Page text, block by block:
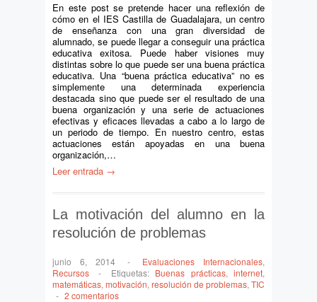
En este post se pretende hacer una reflexión de
cómo en el IES Castilla de Guadalajara, un centro
de enseñanza con una gran diversidad de
alumnado, se puede llegar a conseguir una práctica
educativa exitosa. Puede haber visiones muy
distintas sobre lo que puede ser una buena práctica
educativa. Una “buena práctica educativa” no es
simplemente una determinada experiencia
destacada sino que puede ser el resultado de una
buena organización y una serie de actuaciones
efectivas y eficaces llevadas a cabo a lo largo de
un periodo de tiempo. En nuestro centro, estas
actuaciones están apoyadas en una buena
organización,…
Leer entrada →
La motivación del alumno en la
resolución de problemas
junio 6, 2014 - Evaluaciones Internacionales,
Recursos
- Etiquetas: Buenas prácticas,internet,
matemáticas, motivación, resolución de problemas, TIC
- 2 comentarios